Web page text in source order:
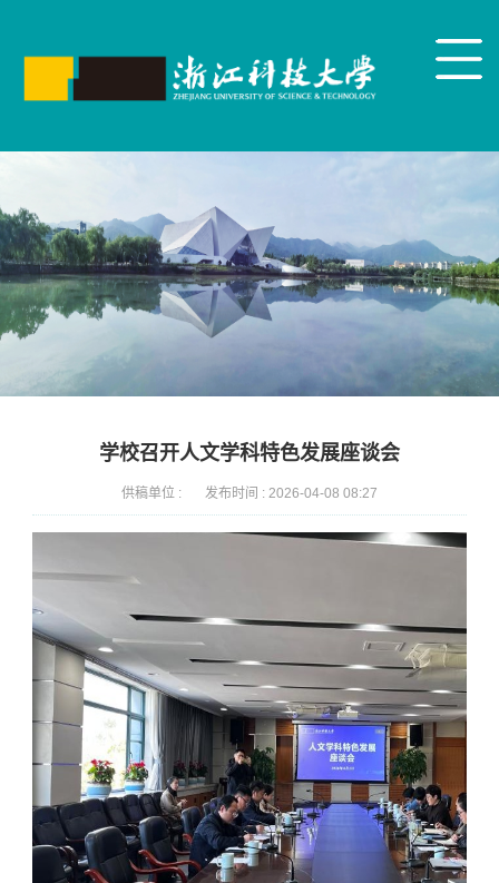
学校召开人文学科特色发展座谈会
供稿单位 : 发布时间 : 2026-04-08 08:27